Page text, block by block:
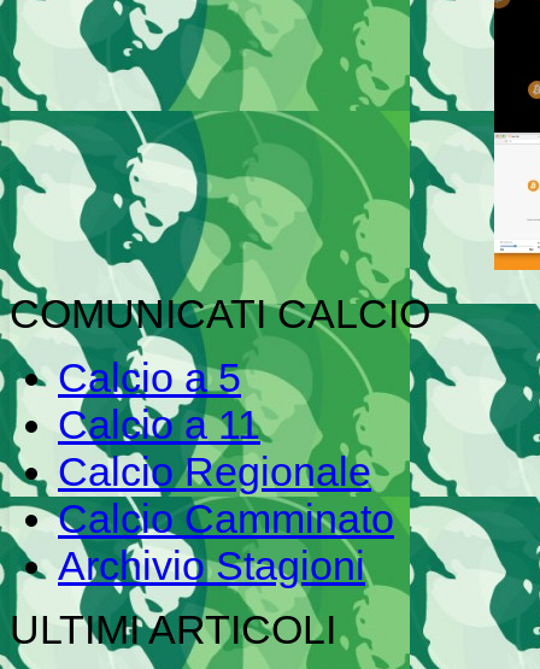
COMUNICATI CALCIO
Calcio a 5
Calcio a 11
Calcio Regionale
Calcio Camminato
Archivio Stagioni
ULTIMI ARTICOLI